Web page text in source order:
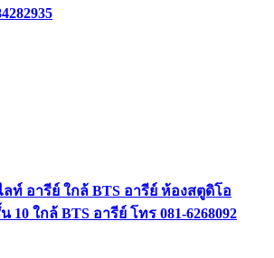
ท์ อารีย์ ใกล้ BTS อารีย์ ห้องสตูดิโอ
10 ใกล้ BTS อารีย์ โทร 081-6268092